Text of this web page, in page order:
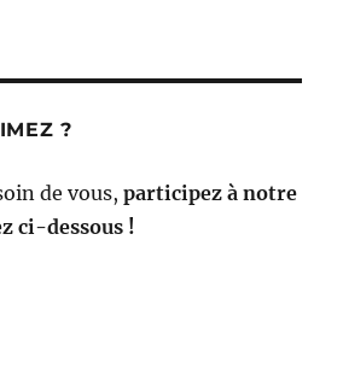
?
de vous,participez à notre
ci-dessous !